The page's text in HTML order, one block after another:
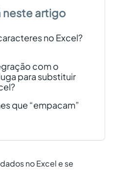
neste artigo
no Excel?
com o
para substituir
que “empacam”
no Excel e se